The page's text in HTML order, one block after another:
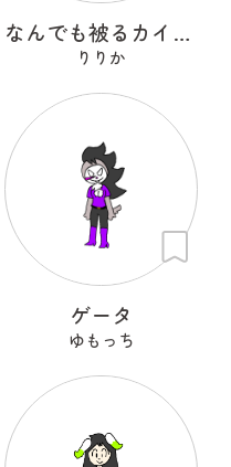
なんでも被るカイカムリさん。
りりか
ゲータ
ゆもっち